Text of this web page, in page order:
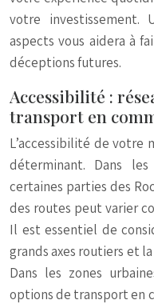
votre investissement.
aspects vous aidera à
déceptions futures.
Accessibilité :
transport en
L’accessibilité de votre
déterminant. Dans
certaines parties des
des routes peut varier
Il est essentiel de
grands axes routiers et
Dans les zones
options de transport en